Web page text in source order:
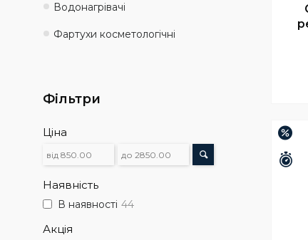
Водонагрівачі
Фартухи косметологічні
Фільтри
Ціна
Наявність
В наявності 44
Акція